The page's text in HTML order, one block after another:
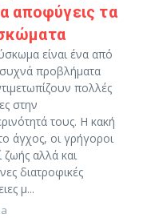
αποφύγεις τα
είναι ένα από
προβλήματα
πολλές
στην
τους. Η κακή
άγχος, οι γρήγοροι
ζωής αλλά και
διατροφικές
μ...